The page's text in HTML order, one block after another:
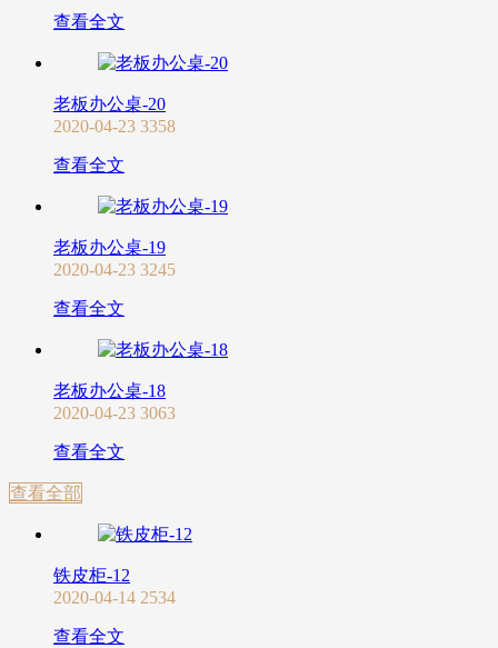
查看全文
老板办公桌-20
2020-04-23 3358
查看全文
老板办公桌-19
2020-04-23 3245
查看全文
老板办公桌-18
2020-04-23 3063
查看全文
查看全部
铁皮柜-12
2020-04-14 2534
查看全文